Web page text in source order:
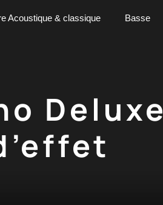
Acoustique & classique Basse
Deluxe